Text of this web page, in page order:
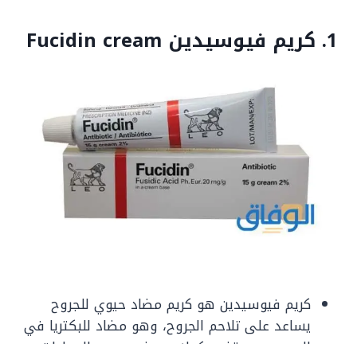
1. كريم فيوسيدين Fucidin cream
كريم فيوسيدين هو كريم مضاد حيوي للجروح
يساعد على تلاحم الجروح، وهو مضاد للبكتريا في